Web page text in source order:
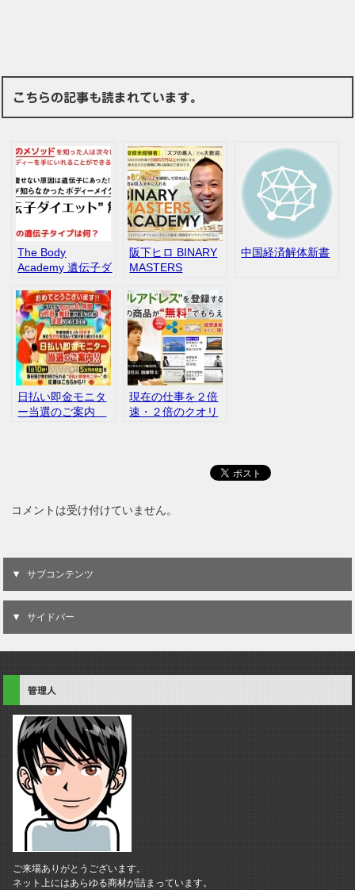
こちらの記事も読まれています。
The Body
Academy 遺伝子ダ
判 口コミ
阪下ヒロ BINARY
MASTERS
ナリーマスターズ
アカデミー）
中国経済解体新書
日払い即金モニタ
ー当選のご案内
現在の仕事を２倍
速・２倍のクオリ
コメントは受け付けていません。
サブコンテンツ
サイドバー
管理人
ご来場ありがとうございます。
ネット上にはあらゆる商材が詰まっています。